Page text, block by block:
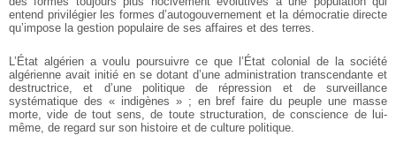
entend privilégier les formes d’autogouvernement et la démocratie directe
qu’impose la gestion populaire de ses affaires et des terres.
L’État algérien a voulu poursuivre ce que l’État colonial de la société
algérienne avait initié en se dotant d’une administration transcendante et
destructrice, et d’une politique de répression et de surveillance
systématique des « indigènes » ; en bref faire du peuple une masse
morte, vide de tout sens, de toute structuration, de conscience de lui-
même, de regard sur son histoire et de culture politique.